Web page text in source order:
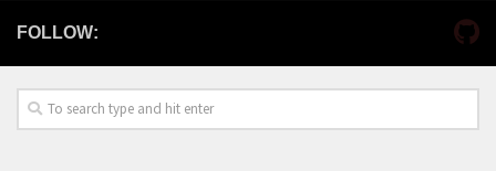
FOLLOW: